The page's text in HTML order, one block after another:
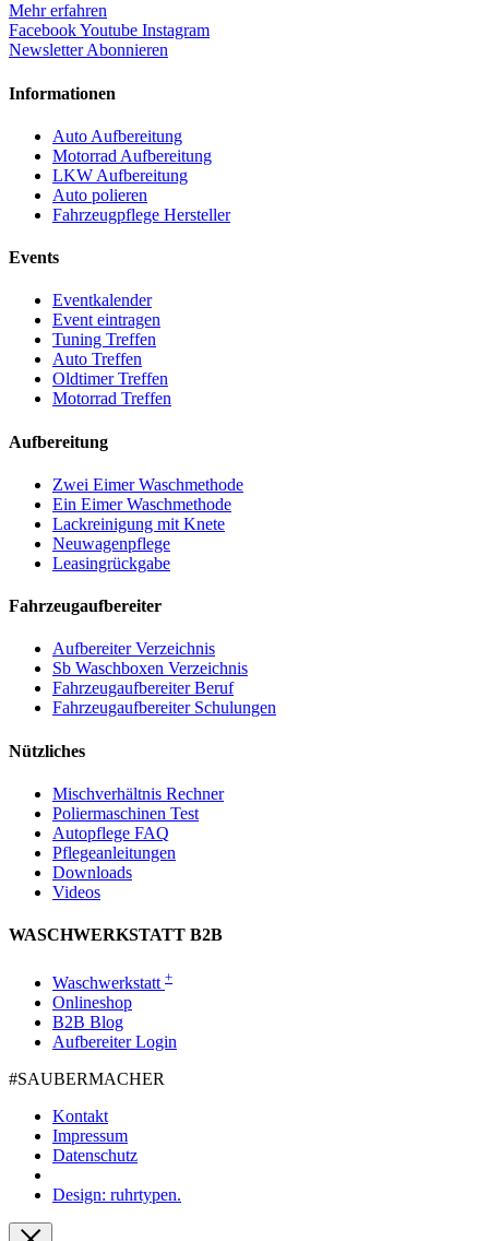
Mehr erfahren
FacebookYoutube Instagram
Newsletter Abonnieren
Informationen
Auto Aufbereitung
Motorrad Aufbereitung
LKW Aufbereitung
Auto polieren
Fahrzeugpflege Hersteller
Events
Eventkalender
Event eintragen
Tuning Treffen
Auto Treffen
Oldtimer Treffen
Motorrad Treffen
Aufbereitung
Zwei Eimer Waschmethode
Ein Eimer Waschmethode
Lackreinigung mit Knete
Neuwagenpflege
Leasingrückgabe
Fahrzeugaufbereiter
Aufbereiter Verzeichnis
Sb Waschboxen Verzeichnis
Fahrzeugaufbereiter Beruf
Fahrzeugaufbereiter Schulungen
Nützliches
Mischverhältnis Rechner
Poliermaschinen Test
Autopflege FAQ
Pflegeanleitungen
Downloads
Videos
WASCHWERKSTATT B2B
Waschwerkstatt +
Onlineshop
B2B Blog
Aufbereiter Login
#SAUBER­MACHER
Kontakt
Impressum
Datenschutz
Design: ruhrtypen.